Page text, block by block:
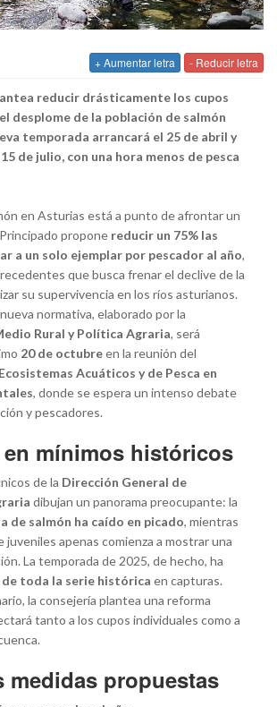
+ Aumentar letra - Reducir letra
reducir drásticamente los cupos
desplome de la población de salmón
temporada arrancará el 25 de abril y
de julio, con una hora menos de pesca
en Asturias está a punto de afrontar un
propone reducir un 75% las
a un solo ejemplar por pescador al año,
que busca frenar el declive de la
su supervivencia en los ríos asturianos.
normativa, elaborado por la
Rural y Política Agraria, será
20 de octubreen la reunión del
Acuáticos y de Pesca en
, donde se espera un intenso debate
y pescadores.
mínimos históricos
de la Dirección General de
dibujan un panorama preocupante: la
de salmón ha caído en picado, mientras
juveniles apenas comienza a mostrar una
La temporada de 2025, de hecho, ha
de toda la serie histórica en capturas.
la consejería plantea una reforma
tanto a los cupos individuales como a
medidas propuestas